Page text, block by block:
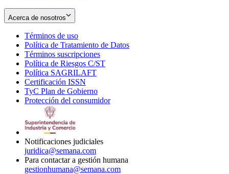
Acerca de nosotros
Términos de uso
in
new
window
Política de Tratamiento de Datos
Términos suscripciones
in
Política de Riesgos C/ST
Política SAGRILAFT
new
window
Certificación ISSN
in
new
TyC Plan de Gobierno
in
Protección del consumidorOpens
Notificaciones judiciales
juridica@semana.com
Para contactar a gestión humana
gestionhumana@semana.com